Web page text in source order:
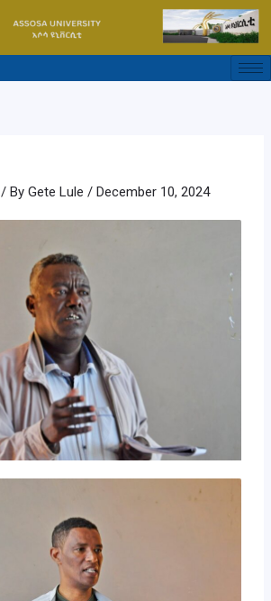
/ ByGete Lule/December 10, 2024